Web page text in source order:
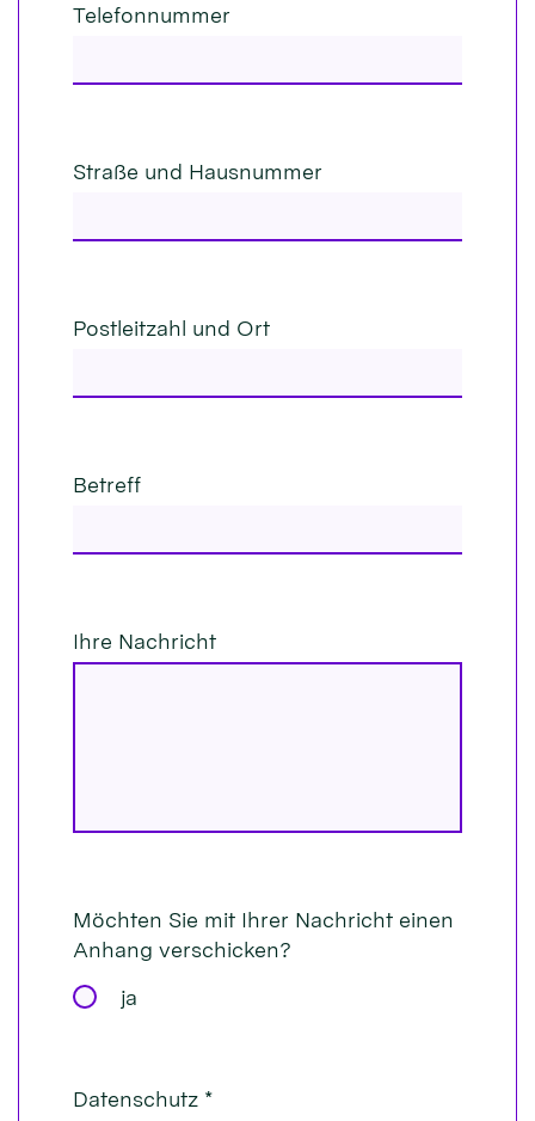
Telefonnummer
Straße und Hausnummer
Postleitzahl und Ort
Betreff
Ihre Nachricht
Möchten Sie mit Ihrer Nachricht einen
Anhang verschicken?
ja
Datenschutz *